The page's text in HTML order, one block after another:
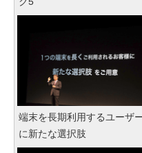
端末を長期利用するユーザ
に新たな選択肢